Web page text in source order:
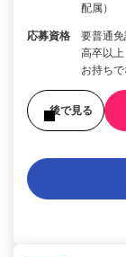
配属）
応募資格
要普通
高卒以
お持ち
後で見る